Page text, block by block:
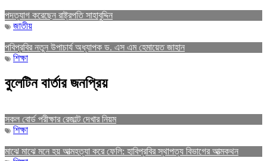
পদত্যাগ করেছেন রাষ্ট্রপতি সাহাবুদ্দিন
জাতীয়
পবিপ্রবির নতুন উপাচার্য অধ্যাপক ড. এস এম হেমায়েত জাহান
শিক্ষা
বুলেটিন বার্তার জনপ্রিয়
সকল বোর্ড পরীক্ষার রেজাল্ট দেখার নিয়ম
শিক্ষা
মাঝে মাঝে মনে হয় আত্মহত্যা করে ফেলি: হাবিপ্রবির স্থাপত্য বিভাগের আত্মকথন